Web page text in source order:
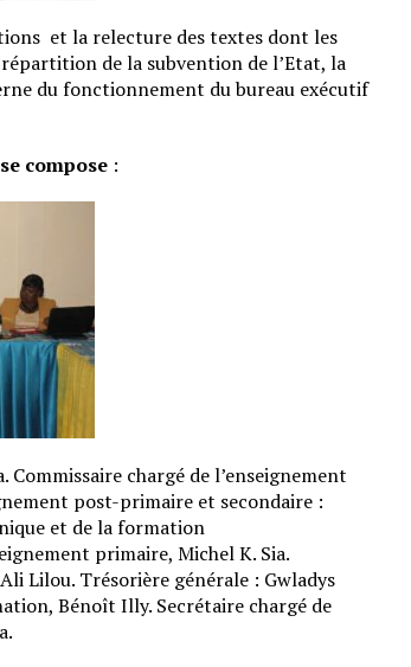
et la relecture des textes dont les
de la subvention de l’Etat, la
du fonctionnement du bureau exécutif
compose :
chargé de l’enseignement
post-primaire et secondaire :
et de la formation
primaire, Michel K. Sia.
Lilou. Trésorière générale : Gwladys
Bénoît Illy. Secrétaire chargé de